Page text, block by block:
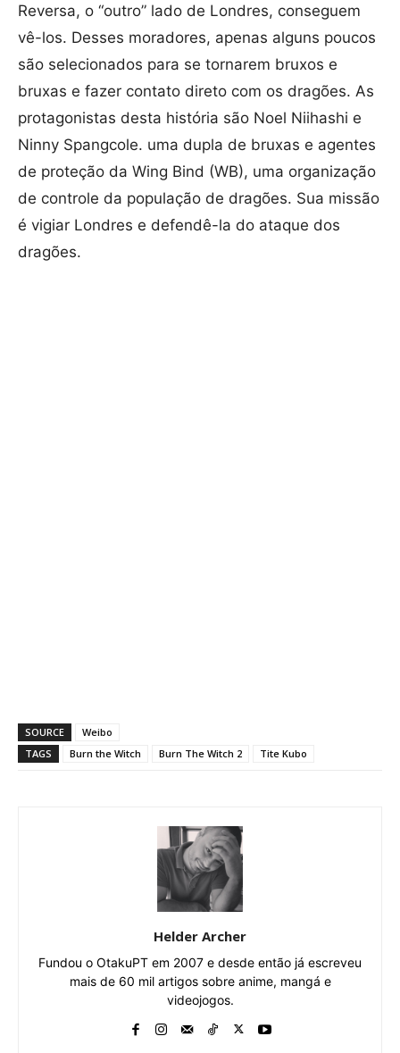
Reversa, o “outro” lado de Londres, conseguem
vê-los. Desses moradores, apenas alguns poucos
são selecionados para se tornarem bruxos e
bruxas e fazer contato direto com os dragões. As
protagonistas desta história são Noel Niihashi e
Ninny Spangcole. uma dupla de bruxas e agentes
de proteção da Wing Bind (WB), uma organização
de controle da população de dragões. Sua missão
é vigiar Londres e defendê-la do ataque dos
dragões.
SOURCE
Weibo
TAGS
Burn the Witch Burn The Witch 2 Tite Kubo
Helder Archer
Fundou o OtakuPT em 2007 e desde então já escreveu
mais de 60 mil artigos sobre anime, mangá e
videojogos.